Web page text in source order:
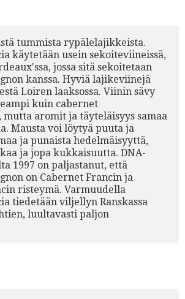
tummista rypälelajikkeista.
käytetään usein sekoiteviineissä,
jossa sitä sekoitetaan
kanssa. Hyviä lajikeviinejä
Loiren laaksossa. Viinin sävy
kuin cabernet
mutta aromit ja täyteläisyys samaa
Mausta voi löytyä puuta ja
ja punaista hedelmäisyyttä,
ja jopa kukkaisuutta. DNA-
1997 on paljastanut, että
on Cabernet Francin ja
risteymä. Varmuudella
tiedetään viljellyn Ranskassa
luultavasti paljon